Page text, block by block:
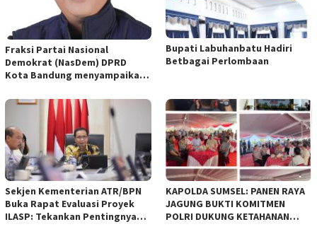
Fraksi Partai Nasional
Demokrat (NasDem) DPRD
Kota Bandung menyampaikan
empat Rancangan Peraturan
Daerah (Raperda) yang
diajukan Pemerintah Kota
Bandung
Bupati Labuhanbatu Hadiri
Betbagai Perlombaan
Sekjen Kementerian ATR/BPN
Buka Rapat Evaluasi Proyek
ILASP: Tekankan Pentingnya
KAPOLDA SUMSEL: PANEN RAYA
JAGUNG BUKTI KOMITMEN
POLRI DUKUNG KETAHANAN